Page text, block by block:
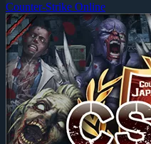
Counter-Strike Online